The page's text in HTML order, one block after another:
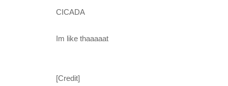
CICADA
Im like thaaaaat
[Credit]